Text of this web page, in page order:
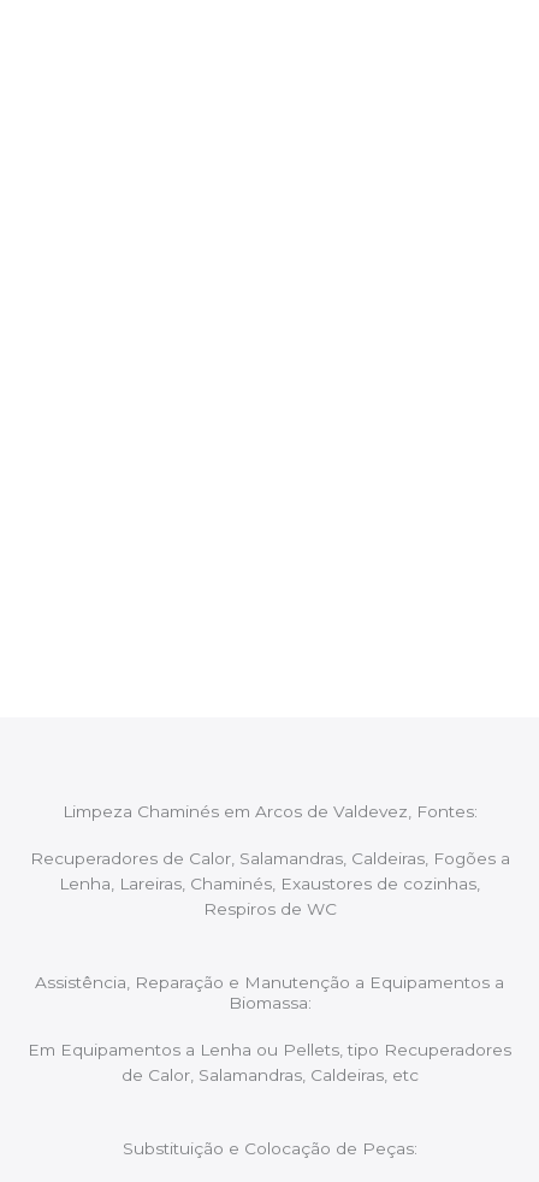
Limpeza Chaminés em Arcos de Valdevez, Fontes:
Recuperadores de Calor, Salamandras, Caldeiras, Fogões a
Lenha, Lareiras, Chaminés, Exaustores de cozinhas,
Respiros de WC
Assistência, Reparação e Manutenção a Equipamentos a
Biomassa:
Em Equipamentos a Lenha ou Pellets, tipo Recuperadores
de Calor, Salamandras, Caldeiras, etc
Substituição e Colocação de Peças: